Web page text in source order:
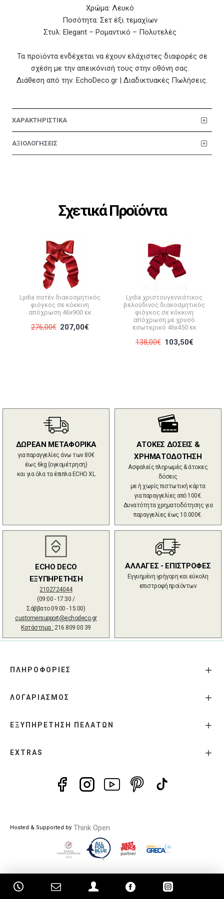
Χρώμα: Λευκό
Ποσότητα: Σετ έξι τεμαχίων
Στυλ: Elegant – Ρομαντικό – Πολυτελές
Τα προϊόντα ενδέχεται να έχουν ελάχιστες διαφορές σε
σχέση με την απεικόνισή τους στην οθόνη σας.
Διάθεση από την: EchoDeco.gr | Διαδικτυακές Πωλήσεις.
ΧΑΡΑΚΤΗΡΙΣΤΙΚΑ
ΑΞΙΟΛΟΓΗΣΕΙΣ
Σχετικά Προϊόντα
Lydia σατέν διακοσμητικός
φιόγκος σε κόκκινη
απόχρωση 46x900 εκ
276,00€ 207,00€
Lydia χριστουγεννιάτικος
βελούδινος διακοσμητικός
φιόγκος σε κόκκινη
απόχρωση με χρυσό
εσωτερικό 46x450 εκ
138,00€ 103,50€
ΔΩΡΕΑΝ ΜΕΤΑΦΟΡΙΚΑ
για παραγγελίες άνω των 80€
έως 6kg (ογκομέτρηση)
και για όλα τα έπιπλα ECHO XL
ΑΤΟΚΕΣ ΔΟΣΕΙΣ &
ΧΡΗΜΑΤΟΔΟΤΗΣΗ
Ασφαλείς πληρωμές & άτοκες
δόσεις
με ή χωρίς πιστωτική κάρτα
για παραγγελίες από 100€.
Δυνατότητα χρηματοδότησης για
παραγγελίες έως 10.000€.
ECHO DECO
ΕΞΥΠΗΡΕΤΗΣΗ
2102724044
(09:00 - 17:30 /
Σάββατο 09:00 - 15:00)
customersupport@echodeco.gr
Κατάστημα : 216 809 00 39
ΑΛΛΑΓΕΣ - ΕΠΙΣΤΡΟΦΕΣ
Εγγυημένη γρήγορη και εύκολη
επιστροφή προϊόντων
ΠΛΗΡΟΦΟΡΙΕΣ
ΛΟΓΑΡΙΑΣΜΟΣ
ΕΞΥΠΗΡΕΤΗΣΗ ΠΕΛΑΤΩΝ
EXTRAS
Hosted & Supported by Think Open